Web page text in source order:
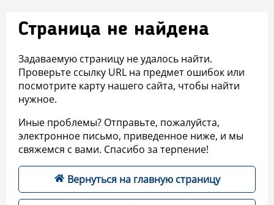
Страница не найдена
Задаваемую страницу не удалось найти.
Проверьте ссылку URL на предмет ошибок или
посмотрите карту нашего сайта, чтобы найти
нужное.
Иные проблемы? Отправьте, пожалуйста,
электронное письмо, приведенное ниже, и мы
свяжемся с вами. Спасибо за терпение!
Вернуться на главную страницу